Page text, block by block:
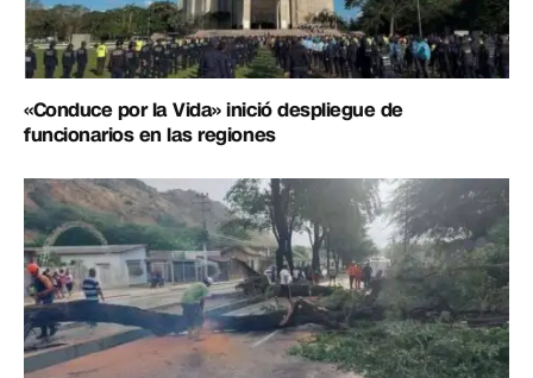
«Conduce por la Vida» inició despliegue de
funcionarios en las regiones